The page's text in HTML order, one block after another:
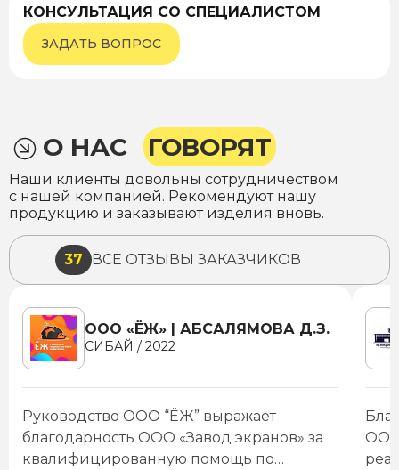
КОНСУЛЬТАЦИЯ СО СПЕЦИАЛИСТОМ
ЗАДАТЬ ВОПРОС
О НАС ГОВОРЯТ
Наши клиенты довольны сотрудничеством
с нашей компанией. Рекомендуют нашу
продукцию и заказывают изделия вновь.
37 ВСЕ ОТЗЫВЫ ЗАКАЗЧИКОВ
ООО «ЁЖ» | АБСАЛЯМОВА Д.З.
СИБАЙ / 2022
Руководство ООО “ЁЖ” выражает
благодарность ООО «Завод экранов» за
квалифицированную помощь по
ООО